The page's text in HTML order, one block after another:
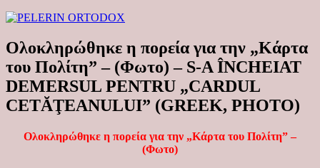
Ολοκληρώθηκε η πορεία για την „Κάρτα
του Πολίτη” – (Φωτο) – S-A ÎNCHEIAT
DEMERSUL PENTRU „CARDUL
CETĂŢEANULUI” (GREEK, PHOTO)
Ολοκληρώθηκε η πορεία για την „Κάρτα του Πολίτη” –
(Φωτο)